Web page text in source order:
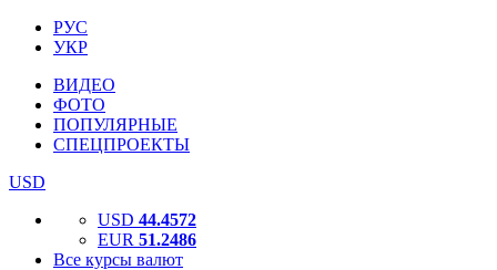
РУС
УКР
ВИДЕО
ФОТО
ПОПУЛЯРНЫЕ
СПЕЦПРОЕКТЫ
USD
USD 44.4572
EUR 51.2486
Все курсы валют